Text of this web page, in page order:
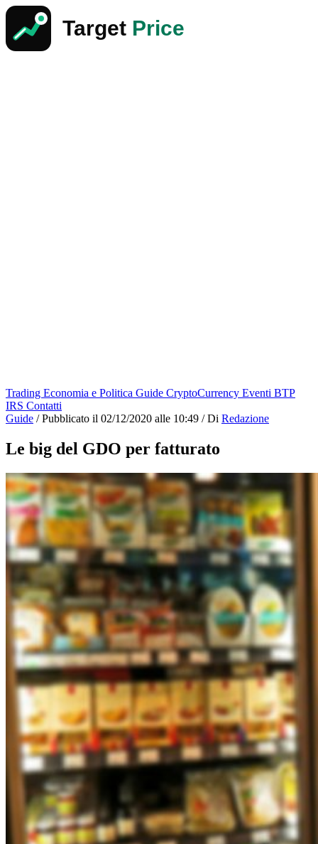
Trading Economia e Politica Guide CryptoCurrency Eventi BTP
IRS Contatti
Guide / Pubblicato il 02/12/2020 alle 10:49 / Di Redazione
Le big del GDO per fatturato